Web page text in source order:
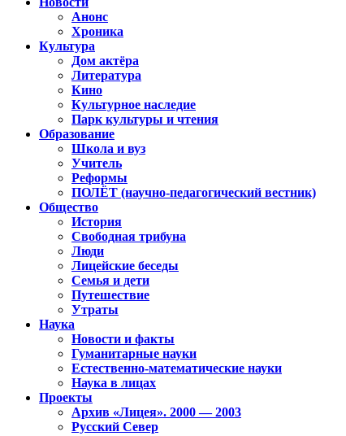
Анонс
Хроника
Культура
Дом актёра
Литература
Кино
Культурное наследие
Парк культуры и чтения
Образование
Школа и вуз
Учитель
Реформы
ПОЛЁТ (научно-педагогический вестник)
Общество
История
Свободная трибуна
Люди
Лицейские беседы
Семья и дети
Путешествие
Утраты
Наука
Новости и факты
Гуманитарные науки
Естественно-математические науки
Наука в лицах
Проекты
Архив «Лицея». 2000 — 2003
Русский Север